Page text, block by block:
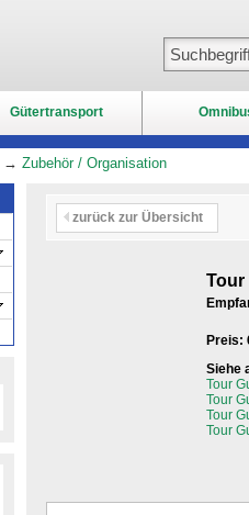
Gütertransport
→ Zubehör / Organisation
zurück zur Übersicht
Tour
Siehe
Tour
Tour
Tour
Tour